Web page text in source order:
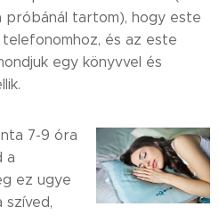
próbánál tartom), hogy este
és az este
egy könyvvel és
7-9 óra
a
ez ugye
szíved,